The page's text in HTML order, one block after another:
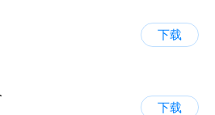
下载
下载